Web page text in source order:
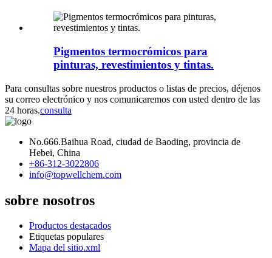
Pigmentos termocrómicos para
pinturas, revestimientos y tintas.
Para consultas sobre nuestros productos o listas de precios, déjenos
su correo electrónico y nos comunicaremos con usted dentro de las
24 horas.consulta
No.666.Baihua Road, ciudad de Baoding, provincia de
Hebei, China
+86-312-3022806
info@topwellchem.com
sobre nosotros
Productos destacados
Etiquetas populares
Mapa del sitio.xml